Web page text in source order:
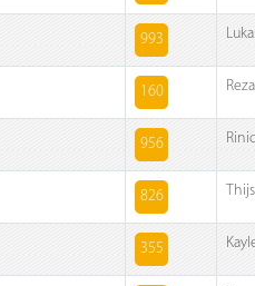
993
160
956
826
355